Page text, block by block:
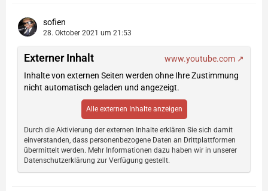
sofien
28. Oktober 2021 um 21:53
Externer Inhalt
www.youtube.com
Inhalte von externen Seiten werden ohne Ihre Zustimmung
nicht automatisch geladen und angezeigt.
Alle externen Inhalte anzeigen
Durch die Aktivierung der externen Inhalte erklären Sie sich damit
einverstanden, dass personenbezogene Daten an Drittplattformen
übermittelt werden. Mehr Informationen dazu haben wir in unserer
Datenschutzerklärung zur Verfügung gestellt.